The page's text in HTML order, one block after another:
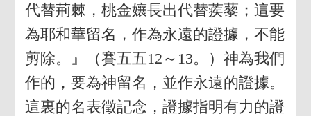
代替荊棘，桃金孃長出代替蒺藜；這要
為耶和華留名，作為永遠的證據，不能
剪除。』（賽五五12～13。）神為我們
作的，要為神留名，並作永遠的證據。
這裏的名表徵記念，證據指明有力的證